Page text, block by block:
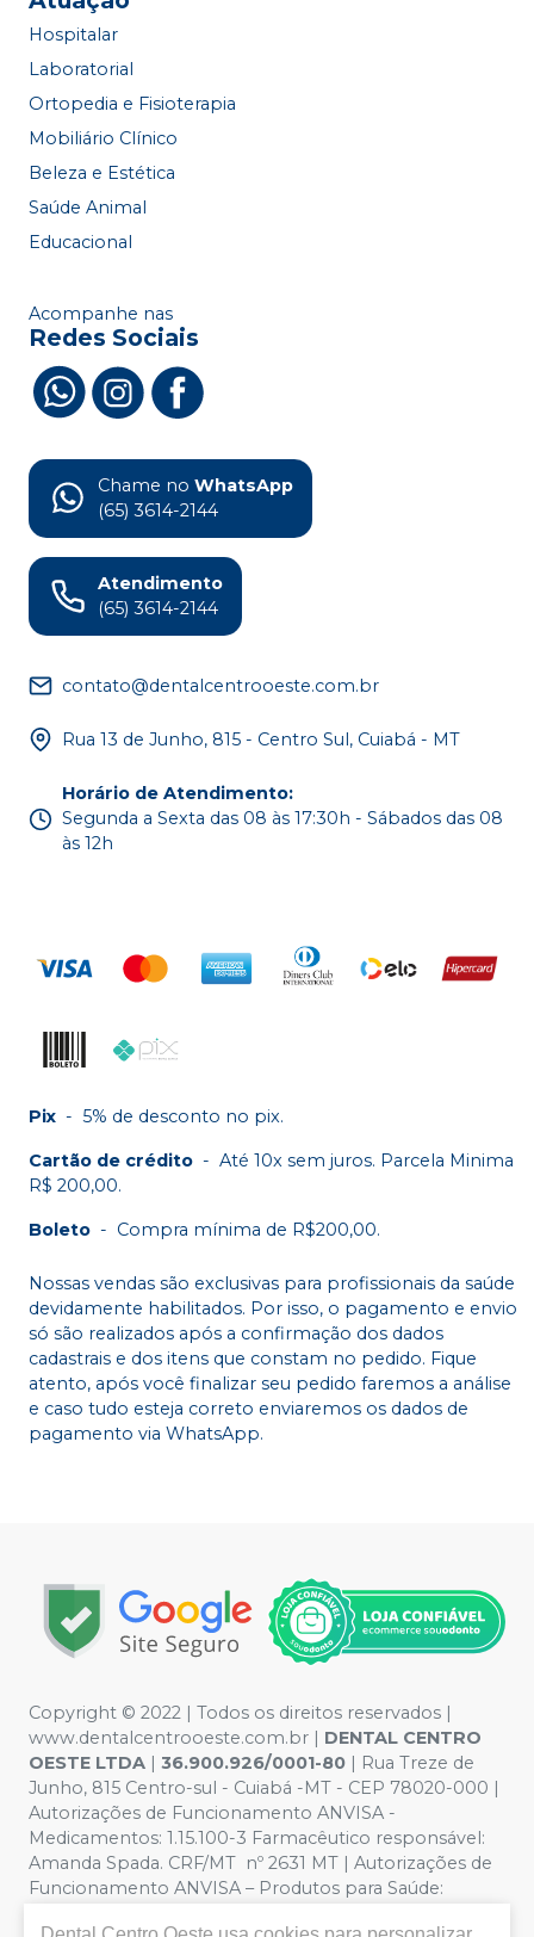
Hospitalar
Laboratorial
Ortopedia e Fisioterapia
Mobiliário Clínico
Beleza e Estética
Saúde Animal
Educacional
Acompanhe nas
Redes Sociais
Chame no WhatsApp
(65) 3614-2144
Atendimento
(65) 3614-2144
contato@dentalcentrooeste.com.br
Rua 13 de Junho, 815 - Centro Sul, Cuiabá - MT
Horário de Atendimento:
Segunda a Sexta das 08 às 17:30h - Sábados das 08
às 12h
Pix - 5% de desconto no pix.
Cartão de crédito - Até 10x sem juros. Parcela Minima
R$ 200,00.
Boleto - Compra mínima de R$200,00.
Nossas vendas são exclusivas para profissionais da saúde
devidamente habilitados. Por isso, o pagamento e envio
só são realizados após a confirmação dos dados
cadastrais e dos itens que constam no pedido. Fique
atento, após você finalizar seu pedido faremos a análise
e caso tudo esteja correto enviaremos os dados de
pagamento via WhatsApp.
Copyright © 2022 | Todos os direitos reservados |
www.dentalcentrooeste.com.br | DENTAL CENTRO
OESTE LTDA | 36.900.926/0001-80 | Rua Treze de
Junho, 815 Centro-sul - Cuiabá -MT - CEP 78020-000 |
Autorizações de Funcionamento ANVISA -
Medicamentos: 1.15.100-3 Farmacêutico responsável:
Amanda Spada. CRF/MT nº 2631 MT | Autorizações de
Funcionamento ANVISA – Produtos para Saúde: